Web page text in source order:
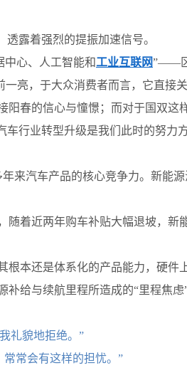
露着强烈的提振加速信号。
中心、人工智能和工业互联网”——区
亮，于大众消费者而言，它直接
春的信心与憧憬；而对于国双这
行业转型升级是我们此时的努力方
来汽车产品的核心竞争力。新能
随着近两年购车补贴大幅退坡，新
本还是体系化的产品能力，硬件
给与续航里程所造成的“里程焦虑
礼貌地拒绝。”
常会有这样的担忧。”